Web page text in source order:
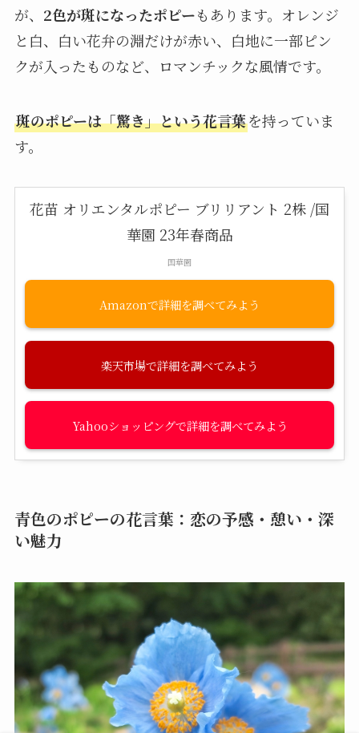
が、 2色が斑になったポピーもあります。オレンジ
と白、白い花弁の淵だけが赤い、白地に一部ピン
クが入ったものなど、ロマンチックな風情です。
斑のポピーは「驚き」という花言葉を持っていま
す。
花苗 オリエンタルポピー ブリリアント 2株 /国
華園 23年春商品
国華園
Amazon
楽天市場
Yahooショッピング
青色のポピーの花言葉：恋の予感・憩い・深
い魅力